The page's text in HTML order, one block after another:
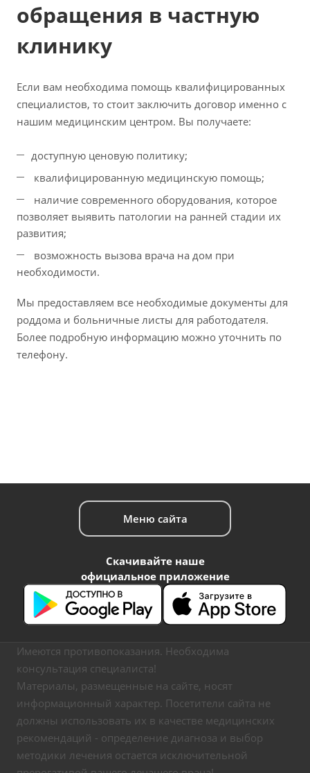
обращения в частную
клинику
Если вам необходима помощь квалифицированных
специалистов, то стоит заключить договор именно с
нашим медицинским центром. Вы получаете:
доступную ценовую политику;
квалифицированную медицинскую помощь;
наличие современного оборудования, которое
позволяет выявить патологии на ранней стадии их
развития;
возможность вызова врача на дом при
необходимости.
Мы предоставляем все необходимые документы для
роддома и больничные листы для работодателя.
Более подробную информацию можно уточнить по
телефону.
Меню сайта
Скачивайте наше
официальное приложение
Имеются противопоказания. Необходима
консультация специалиста!
Материалы, размещенные на сайте, носят
информационный характер. Посетители сайта не
должны использовать их в качестве медицинских
рекомендаций - определение диагноза и выбор
методики лечения остается исключительной